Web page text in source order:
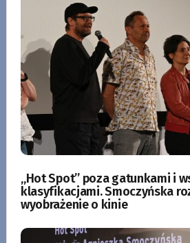
„Hot Spot” poza gatunkami i
klasyfikacjami. Smoczyńska
wyobrażenie o kinie